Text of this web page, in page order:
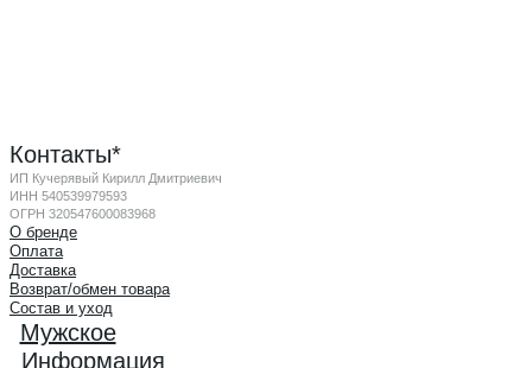
Контакты*
ИП Кучерявый Кирилл Дмитриевич
ИНН 540539979593
ОГРН 320547600083968
О бренде
Оплата
Доставка
Возврат/обмен товара
Состав и уход
Мужское
Информация